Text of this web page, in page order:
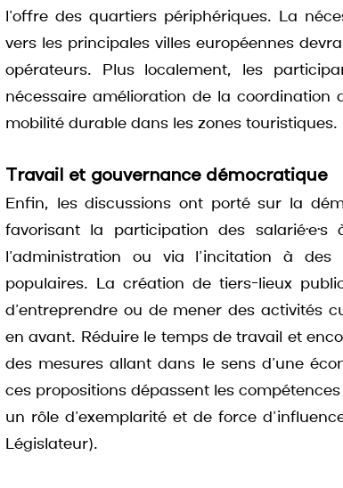
l’offre des quartiers périphériques. La
vers les principales villes européennes
opérateurs. Plus localement, les
nécessaire amélioration de la coordination
mobilité durable dans les zones touristiques.
Travail et gouvernance démocratique
Enfin, les discussions ont porté sur la
favorisant la participation des
l’administration ou via l’incitation à
populaires. La création de tiers-lieux
d’entreprendre ou de mener des activités
en avant. Réduire le temps de travail et
des mesures allant dans le sens d’une
ces propositions dépassent les
un rôle d’exemplarité et de force
Législateur).